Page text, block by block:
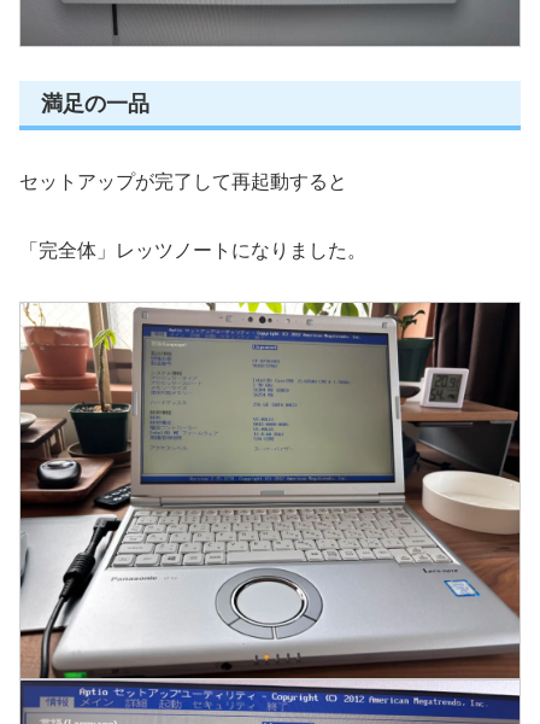
満足の一品
セットアップが完了して再起動すると
「完全体」レッツノートになりました。